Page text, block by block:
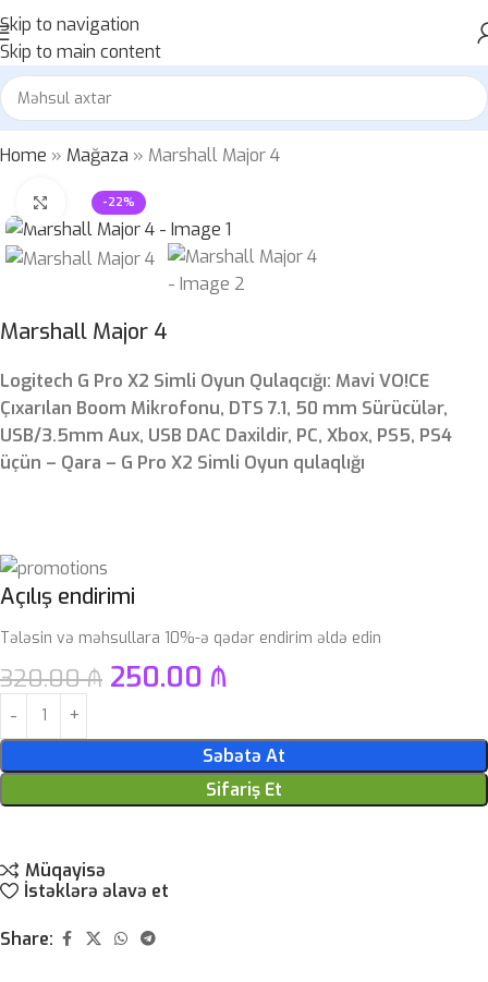
Skip to navigation
Skip to main content
Home » Mağaza » Marshall Major 4
-22%
Böyütmək üçün klikləyin
Marshall Major 4
Logitech G Pro X2 Simli Oyun Qulaqcığı: Mavi VO!CE
Çıxarılan Boom Mikrofonu, DTS 7.1, 50 mm Sürücülər,
USB/3.5mm Aux, USB DAC Daxildir, PC, Xbox, PS5, PS4
üçün – Qara – G Pro X2 Simli Oyun qulaqlığı
Açılış endirimi
Tələsin və məhsullara 10%-ə qədər endirim əldə edin
320.00₼ 250.00 ₼
Səbətə At
Sifariş Et
Müqayisə
İstəklərə əlavə et
Share: